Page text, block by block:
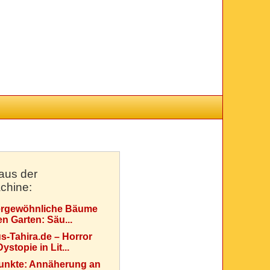
der
Bäume
Garten: Säu...
Tahira.de – Horror
in Lit...
Annäherung an